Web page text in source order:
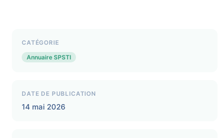
CATÉGORIE
Annuaire SPSTI
DATE DE PUBLICATION
14 mai 2026